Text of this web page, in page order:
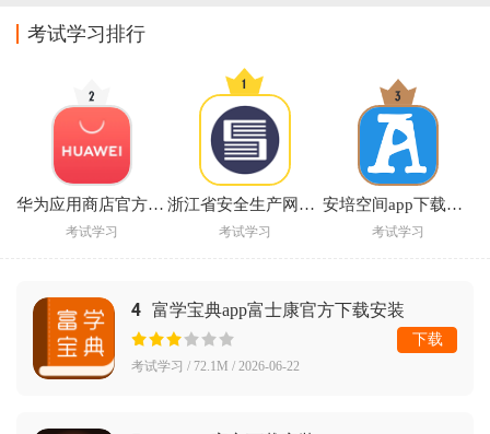
考试学习排行
华为应用商店官方下载安装(华为应用市场)
考试学习
浙江省安全生产网络学院官方下载
考试学习
安培空间app下载官方
考试学习
4 富学宝典app富士康官方下载安装
考试学习 / 72.1M / 2026-06-22
下载